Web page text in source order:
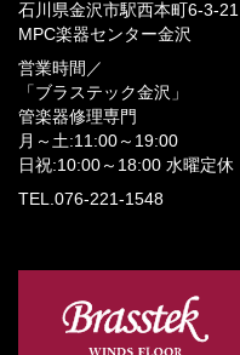
石川県金沢市駅西本町6-3-21
MPC楽器センター金沢
営業時間／
「ブラステック金沢」
管楽器修理専門
月～土:11:00～19:00
日祝:10:00～18:00 水曜定休
TEL.076-221-1548